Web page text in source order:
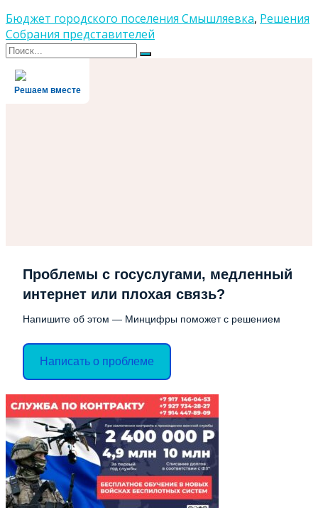
Бюджет городского поселения Смышляевка, Решения
Собрания представителей
Поиск
Поиск
Решаем вместе
Проблемы с госуслугами, медленный
интернет или плохая связь?
Напишите об этом — Минцифры поможет с решением
Написать о проблеме